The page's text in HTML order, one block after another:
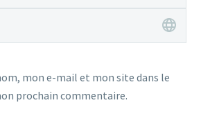
mon e-mail et mon site dans le
prochain commentaire.